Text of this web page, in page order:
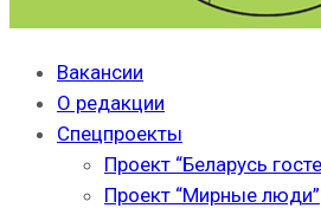
Вакансии
О редакции
Спецпроекты
Проект “Беларусь
Проект “Мирные люди”